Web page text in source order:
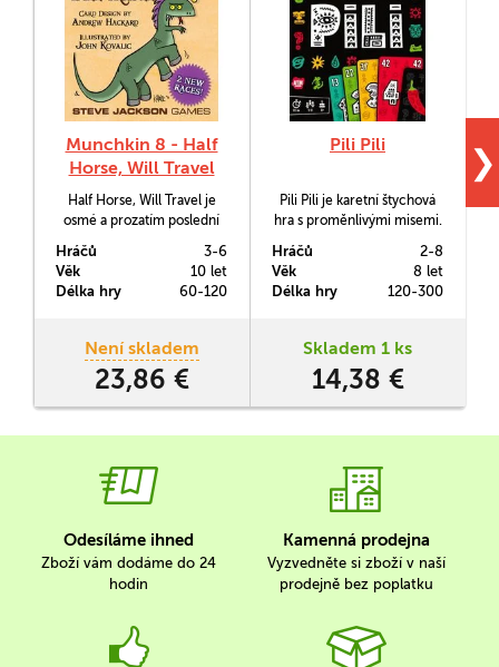
Munchkin 8 - Half
Horse, Will Travel
Half Horse, Will Travel je
osmé a prozatím poslední
parodickou karetní hru
Munchkin. Čekají v něm na
vás nové hratelné rasy, a to
Hráčů
3-6
Věk
10 let
Délka hry
60-120
Není skladem
23,86 €
Pili Pili
Pili Pili je karetní štychová
hra s proměnlivými misemi.
vsadíte, kolik štychů se vám
podaří vyhrát. Speciální
karty misí však průběžně
svou strategii neustále
Hráčů
2-8
Věk
8 let
Délka hry
120-300
Skladem 1 ks
14,38 €
❯
Odesíláme ihned
Zboží vám dodáme do 24
hodin
Kamenná prodejna
Vyzvedněte si zboží v naší
prodejně bez poplatku